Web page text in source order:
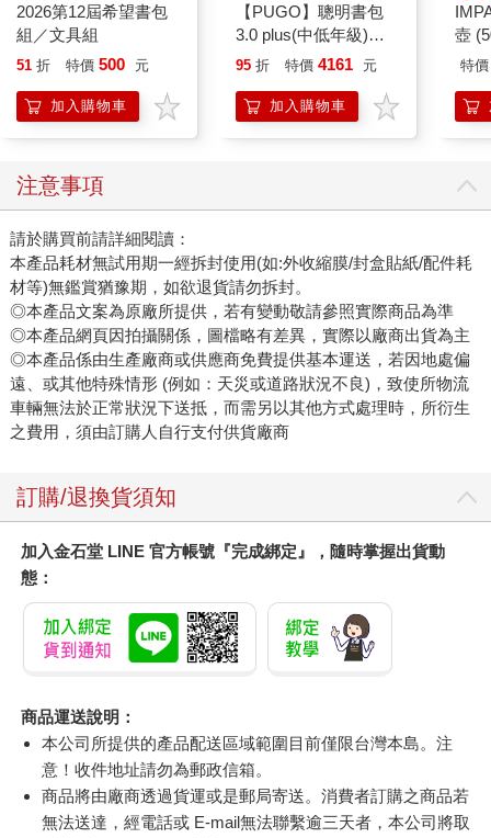
2026第12屆希望書包
組／文具組
51 折 特價 500 元
加入購物車
【PUGO】聰明書包
3.0 plus(中低年級)藕
粉 全新進化玩美上市
95 折 特價 4161 元
加入購物車
壺
特價
注意事項
請於購買前請詳細閱讀：
本產品耗材無試用期一經拆封使用(如:外收縮膜/封盒貼紙/配件耗
材等)無鑑賞猶豫期，如欲退貨請勿拆封。
◎本產品文案為原廠所提供，若有變動敬請參照實際商品為準
◎本產品網頁因拍攝關係，圖檔略有差異，實際以廠商出貨為主
◎本產品係由生產廠商或供應商免費提供基本運送，若因地處偏
遠、或其他特殊情形 (例如：天災或道路狀況不良)，致使所物流
車輛無法於正常狀況下送抵，而需另以其他方式處理時，所衍生
之費用，須由訂購人自行支付供貨廠商
訂購/退換貨須知
加入金石堂 LINE 官方帳號『完成綁定』，隨時掌握出貨動
態：
商品運送說明：
本公司所提供的產品配送區域範圍目前僅限台灣本島。注
意！收件地址請勿為郵政信箱。
商品將由廠商透過貨運或是郵局寄送。消費者訂購之商品若
無法送達，經電話或 E-mail無法聯繫逾三天者，本公司將取